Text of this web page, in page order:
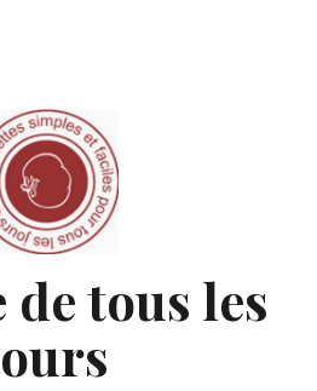
tous les